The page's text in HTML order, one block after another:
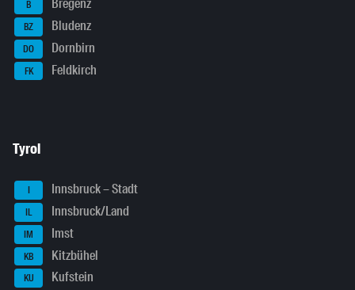
B Bregenz
BZ Bludenz
DO Dornbirn
FK Feldkirch
Tyrol
I Innsbruck – Stadt
IL Innsbruck/Land
IM Imst
KB Kitzbühel
KU Kufstein